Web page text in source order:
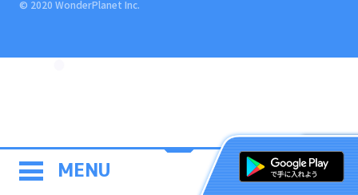
MENU
© 2020 WonderPlanet Inc.